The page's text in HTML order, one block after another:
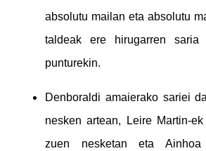
absolutu mailan eta absolutu
taldeak ere hirugarren
punturekin.
Denboraldi amaierako sariei
nesken artean, Leire Martin-
zuen nesketan eta Ainhoa